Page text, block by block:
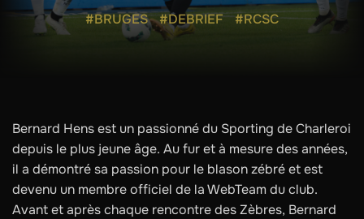
#BRUGES #DEBRIEF #RCSC
Bernard Hens est un passionné du Sporting de Charleroi
depuis le plus jeune âge. Au fur et à mesure des années,
il a démontré sa passion pour le blason zébré et est
devenu un membre officiel de la WebTeam du club.
Avant et après chaque rencontre des Zèbres, Bernard